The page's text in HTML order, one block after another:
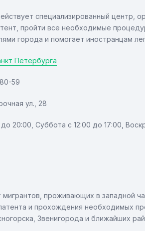
специализированный центр,
пройти все необходимые
города и помогает иностранцам
Петербурга
59
ул., 28
20:00, Cуббота с 12:00 до 17:00,
проживающих в западной
и прохождения необходимых
Звенигорода и ближайших